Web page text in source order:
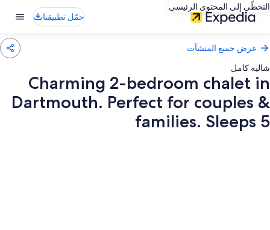
التخطّي إلى المحتوى الرئيسي
حمّل تطبيقنا
عرض جميع المنشآت
شاليه كامل
Charming 2-bedroom chalet in
Dartmouth. Perfect for couples &
families. Sleeps 5